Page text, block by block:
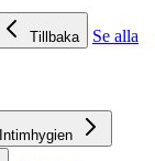
Tillbaka
Se alla
Intimhygien